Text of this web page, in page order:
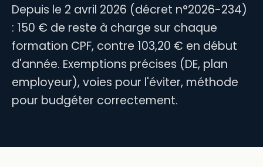
Depuis le 2 avril 2026 (décret n°2026-234)
: 150 € de reste à charge sur chaque
formation CPF, contre 103,20 € en début
d'année. Exemptions précises (DE, plan
employeur), voies pour l'éviter, méthode
pour budgéter correctement.